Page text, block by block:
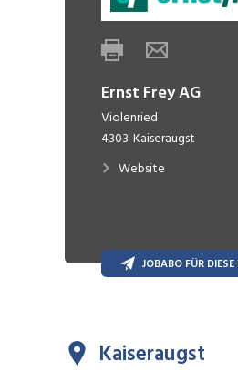
Ernst Frey AG
Violenried
4303 Kaiseraugst
Website
JOBABO FÜR
Kaiseraugst